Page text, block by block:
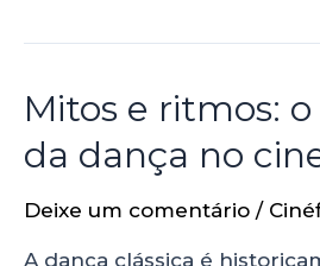
Mitos e ritmos:
da dança no
Deixe um comentário /
A dança clássica é